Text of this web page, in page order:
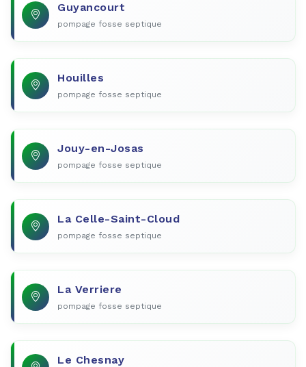
Guyancourt
pompage fosse septique
Houilles
pompage fosse septique
Jouy-en-Josas
pompage fosse septique
La Celle-Saint-Cloud
pompage fosse septique
La Verriere
pompage fosse septique
Le Chesnay